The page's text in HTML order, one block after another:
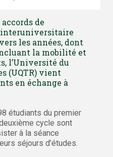
de
interuniversitaire
les années, dont
la mobilité et
l’Université du
(UQTR) vient
en échange à
étudiants du premier
cycle sont
à la séance
séjours d’études.